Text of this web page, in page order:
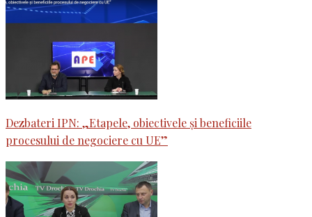
Dezbateri IPN: „Etapele, obiectivele și beneficiile
procesului de negociere cu UE”